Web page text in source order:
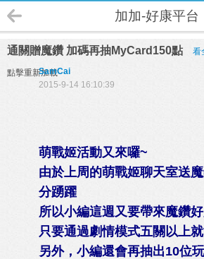
加加-好康平台
通關贈魔鑽 加碼再抽MyCard150點 看
點擊重新加載
SamCai
2015-9-14 16:10:39
萌戰姬活動又來囉~
由於上周的萌戰姬聊天室送
分踴躍
所以小編這週又要帶來魔鑽
只要通過劇情模式五關以上
另外，小編還會再抽出10位